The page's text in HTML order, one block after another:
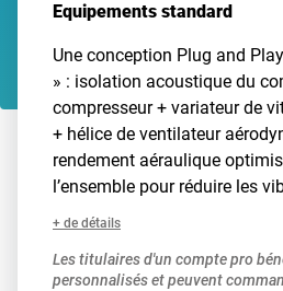
Equipements standard
Une conception Plug and
» : isolation acoustique du
compresseur + variateur de
+ hélice de ventilateur
rendement aéraulique
l’ensemble pour réduire les
+ de détails
Les titulaires d'un compte pro
personnalisés et peuvent